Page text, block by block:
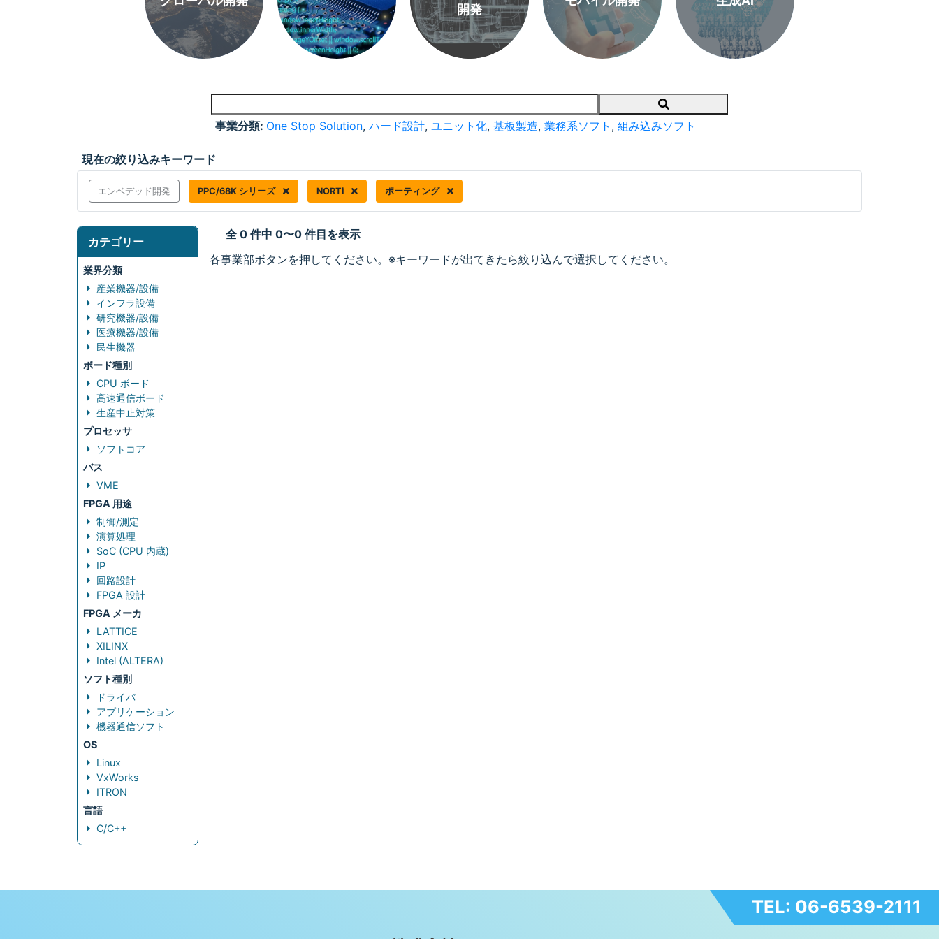
開発
Search
事業分類: One Stop Solution, ハード設計, ユニット化, 基板製造, 業務系ソフト , 組み込みソフト
現在の絞り込みキーワード
エンベデッド開発 PPC/68K シリーズ NORTi ポーティング
カテゴリー
業界分類
産業機器/設備
インフラ設備
研究機器/設備
医療機器/設備
民生機器
ボード種別
CPU ボード
高速通信ボード
生産中止対策
プロセッサ
ソフトコア
バス
VME
FPGA 用途
制御/測定
演算処理
SoC (CPU 内蔵)
IP
回路設計
FPGA 設計
FPGA メーカ
LATTICE
XILINX
Intel (ALTERA)
ソフト種別
ドライバ
アプリケーション
機器通信ソフト
OS
Linux
VxWorks
ITRON
言語
C/C++
全 0 件中 0〜0 件目を表示
各事業部ボタンを押してください。※キーワードが出てきたら絞り込んで選択してください。
TEL: 06-6539-2111